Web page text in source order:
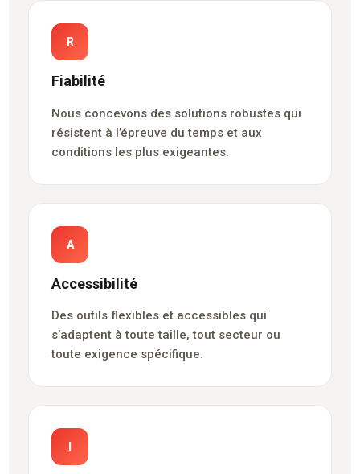
R
Fiabilité
Nous concevons des solutions robustes qui
résistent à l’épreuve du temps et aux
conditions les plus exigeantes.
A
Accessibilité
Des outils flexibles et accessibles qui
s’adaptent à toute taille, tout secteur ou
toute exigence spécifique.